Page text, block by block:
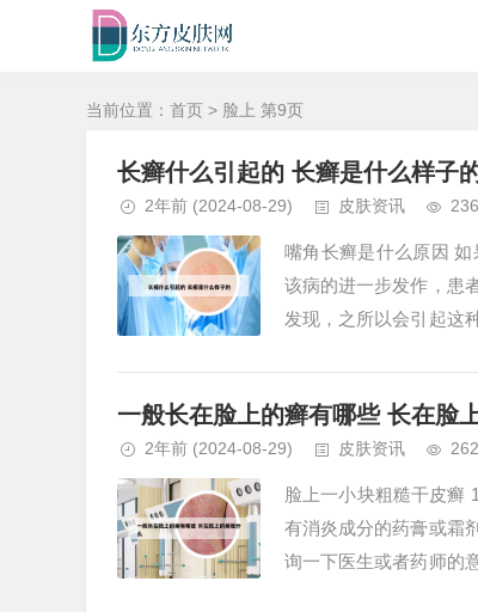
当前位置： 首页 > 脸上 第9页
长癣什么引起的 长癣是什么样子
2年前 (2024-08-29) 皮肤资讯 236
嘴角长癣是什么原因
该病的进一步发作，患
发现，之所以会引起这
一般长在脸上的癣有哪些 长在脸
2年前 (2024-08-29) 皮肤资讯 262
脸上一小块粗糙干皮癣
有消炎成分的药膏或霜
询一下医生或者药师的